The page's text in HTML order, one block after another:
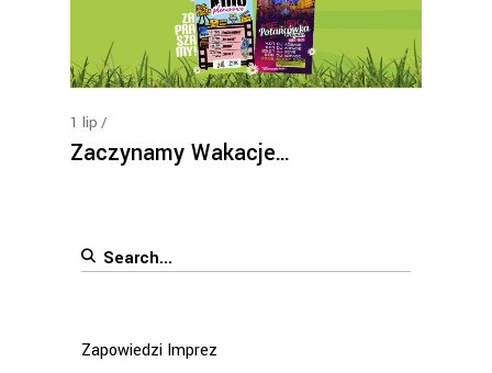
1 lip
Zaczynamy Wakacje…
Search
Zapowiedzi Imprez